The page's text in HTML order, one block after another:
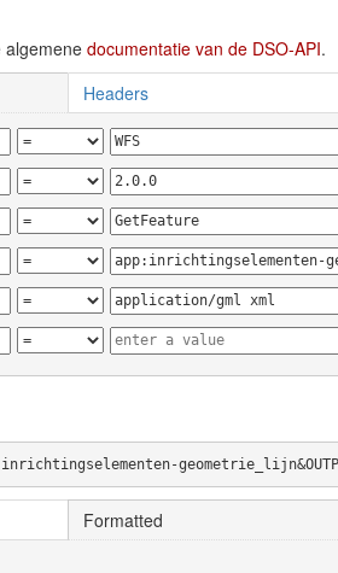
algemenedocumentatie van de DSO-API.
Headers
Formatted